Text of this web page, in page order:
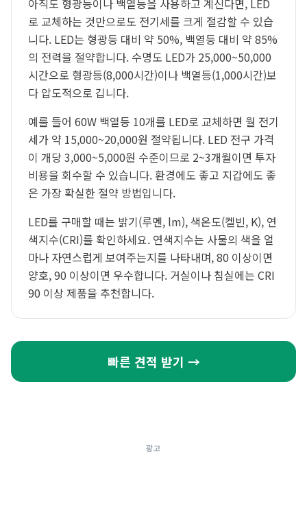
로 교체하는 것만으로도 전기세를 크게 절감할 수 있습
니다. LED는 형광등 대비 약 50%, 백열등 대비 약 85%
의 전력을 절약합니다. 수명도 LED가 25,000~50,000
시간으로 형광등(8,000시간)이나 백열등(1,000시간)보
다 압도적으로 깁니다.
예를 들어 60W 백열등 10개를 LED로 교체하면 월 전기
세가 약 15,000~20,000원 절약됩니다. LED 전구 가격
이 개당 3,000~5,000원 수준이므로 2~3개월이면 투자
비용을 회수할 수 있습니다. 환경에도 좋고 지갑에도 좋
은 가장 확실한 절약 방법입니다.
LED를 구매할 때는 밝기(루멘, lm), 색온도(켈빈, K), 연
색지수(CRI)를 확인하세요. 연색지수는 사물의 색을 얼
마나 자연스럽게 보여주는지를 나타내며, 80 이상이면
양호, 90 이상이면 우수합니다. 거실이나 침실에는 CRI
90 이상 제품을 추천합니다.
빠른 견적 받기 →
광고